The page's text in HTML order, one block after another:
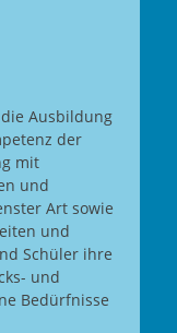
Ausbildung
der
mit
und
Art sowie
und
Schüler ihre
und
Bedürfnisse